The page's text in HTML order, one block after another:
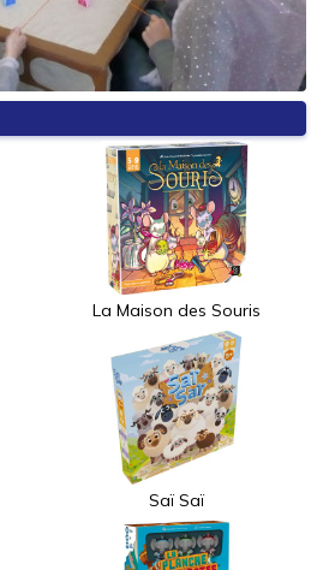
La Maison des Souris
Saï Saï